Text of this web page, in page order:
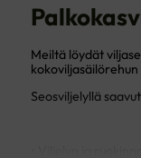
Meiltä löydät
Seosviljelyllä